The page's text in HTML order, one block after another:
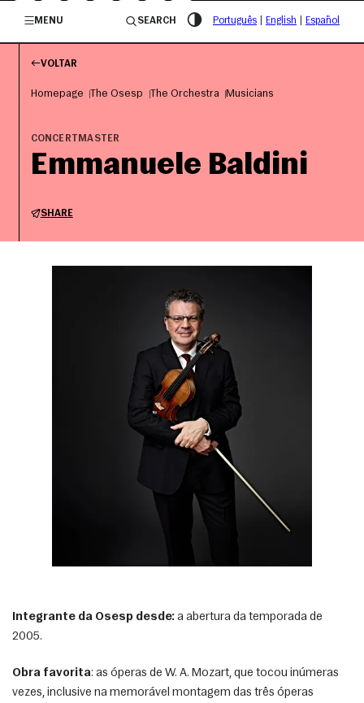
/governosp
MENU
SEARCH Português English Español
VOLTAR
Homepage The Osesp The Orchestra Musicians
CONCERTMASTER
Emmanuele Baldini
SHARE
Integrante da Osesp desde: a abertura da temporada de
2005.
Obra favorita: as óperas de W. A. Mozart, que tocou inúmeras
vezes, inclusive na memorável montagem das três óperas